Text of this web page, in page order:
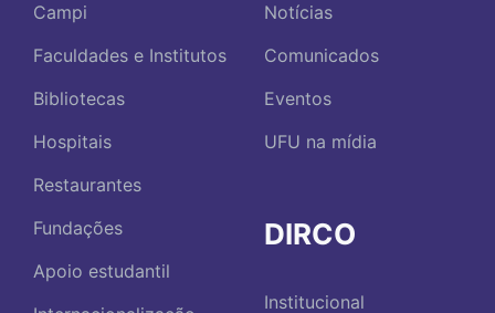
Campi
Faculdades e Institutos
Bibliotecas
Hospitais
Restaurantes
Fundações
Apoio estudantil
Notícias
Comunicados
Eventos
UFU na mídia
DIRCO
Institucional